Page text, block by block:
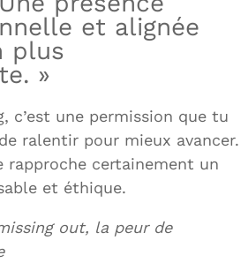
et alignée
plus
»
c’est une permission que tu
ralentir pour mieux avancer.
rapproche certainement un
et éthique.
out, la peur de